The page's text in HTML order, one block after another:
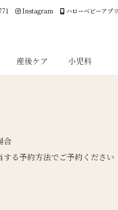
Instagram ハローベビーアプリ
産後ケア 小児科
合
する予約方法でご予約ください